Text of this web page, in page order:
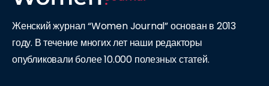
Женский журнал “Women Journal” основан в 2013
году. В течение многих лет наши редакторы
опубликовали более 10.000 полезных статей.